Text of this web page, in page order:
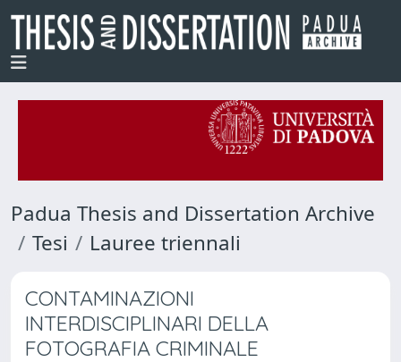
Padua Thesis and Dissertation Archive
Tesi
Lauree triennali
CONTAMINAZIONI
INTERDISCIPLINARI DELLA
FOTOGRAFIA CRIMINALE